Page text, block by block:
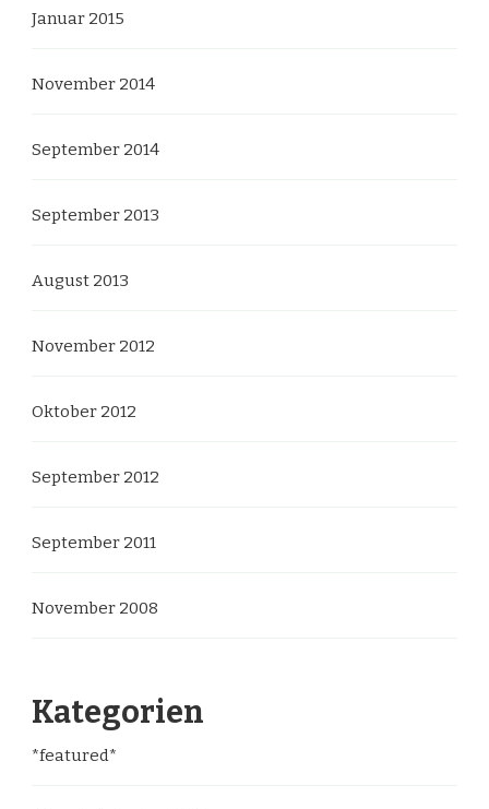
Januar 2015
November 2014
September 2014
September 2013
August 2013
November 2012
Oktober 2012
September 2012
September 2011
November 2008
Kategorien
*featured*